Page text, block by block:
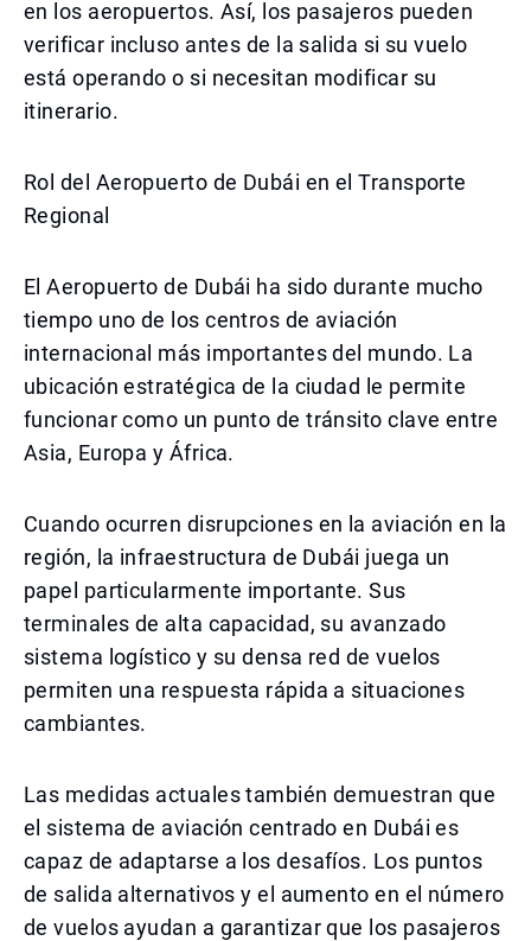
en los aeropuertos. Así, los pasajeros pueden
verificar incluso antes de la salida si su vuelo
está operando o si necesitan modificar su
itinerario.
Rol del Aeropuerto de Dubái en el Transporte
Regional
El Aeropuerto de Dubái ha sido durante mucho
tiempo uno de los centros de aviación
internacional más importantes del mundo. La
ubicación estratégica de la ciudad le permite
funcionar como un punto de tránsito clave entre
Asia, Europa y África.
Cuando ocurren disrupciones en la aviación en la
región, la infraestructura de Dubái juega un
papel particularmente importante. Sus
terminales de alta capacidad, su avanzado
sistema logístico y su densa red de vuelos
permiten una respuesta rápida a situaciones
cambiantes.
Las medidas actuales también demuestran que
el sistema de aviación centrado en Dubái es
capaz de adaptarse a los desafíos. Los puntos
de salida alternativos y el aumento en el número
de vuelos ayudan a garantizar que los pasajeros